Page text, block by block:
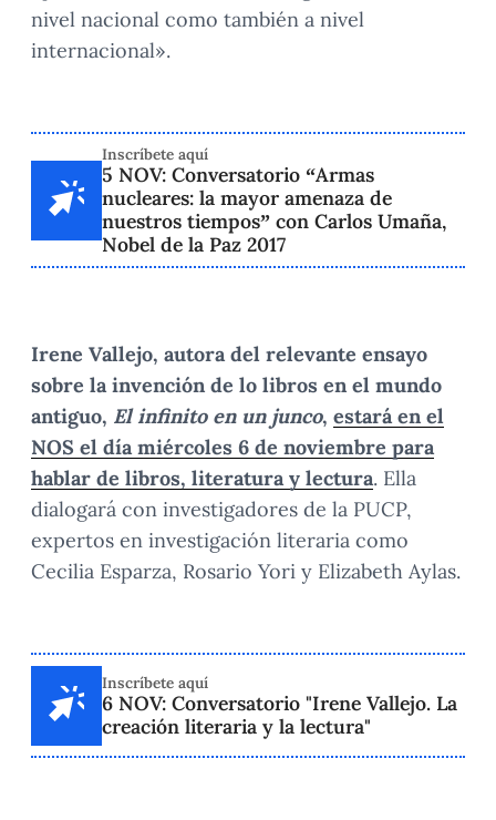
nivel nacional como también a nivel
internacional».
Inscríbete aquí
5 NOV: Conversatorio “Armas
nucleares: la mayor amenaza de
nuestros tiempos” con Carlos Umaña,
Nobel de la Paz 2017
Irene Vallejo, autora del relevante ensayo
sobre la invención de lo libros en el mundo
antiguo, El infinito en un junco, estará en el
NOS el día miércoles 6 de noviembre para
hablar de libros, literatura y lectura. Ella
dialogará con investigadores de la PUCP,
expertos en investigación literaria como
Cecilia Esparza, Rosario Yori y Elizabeth Aylas.
Inscríbete aquí
6 NOV: Conversatorio "Irene Vallejo. La
creación literaria y la lectura"